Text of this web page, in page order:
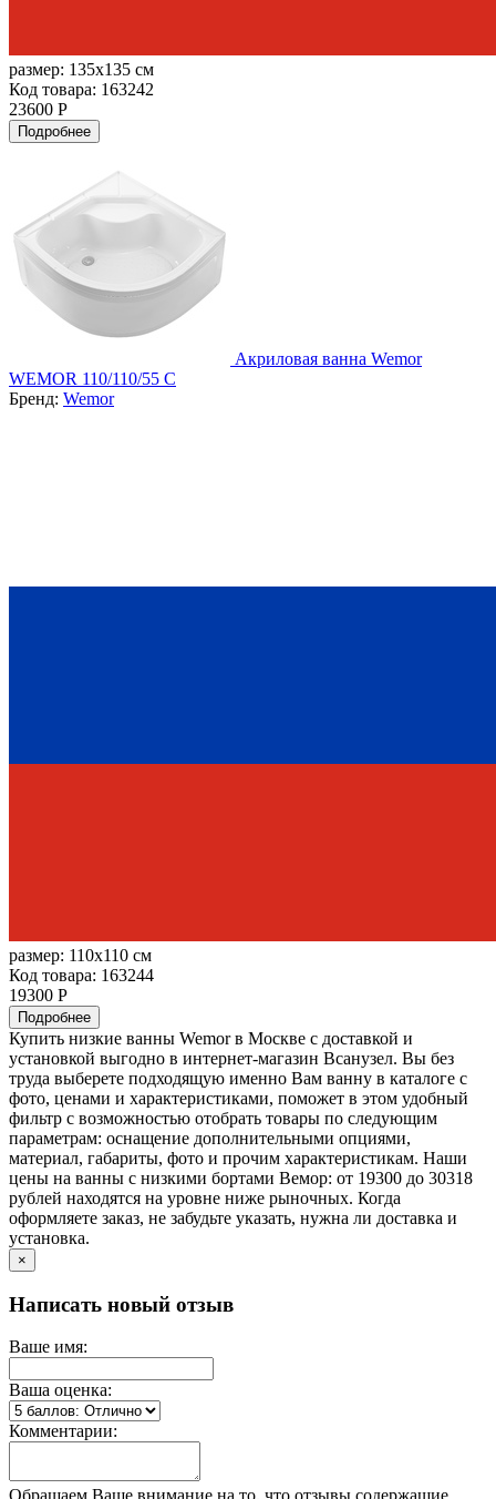
размер: 135x135 см
Код товара: 163242
23600 Р
Подробнее
Акриловая ванна Wemor
WEMOR 110/110/55 C
Бренд: Wemor
размер: 110x110 см
Код товара: 163244
19300 Р
Подробнее
Купить низкие ванны Wemor в Москве с доставкой и
установкой выгодно в интернет-магазин Всанузел. Вы без
труда выберете подходящую именно Вам ванну в каталоге с
фото, ценами и характеристиками, поможет в этом удобный
фильтр с возможностью отобрать товары по следующим
параметрам: оснащение дополнительными опциями,
материал, габариты, фото и прочим характеристикам. Наши
цены на ванны с низкими бортами Вемор: от 19300 до 30318
рублей находятся на уровне ниже рыночных. Когда
оформляете заказ, не забудьте указать, нужна ли доставка и
установка.
×
Написать новый отзыв
Ваше имя:
Ваша оценка:
Комментарии: